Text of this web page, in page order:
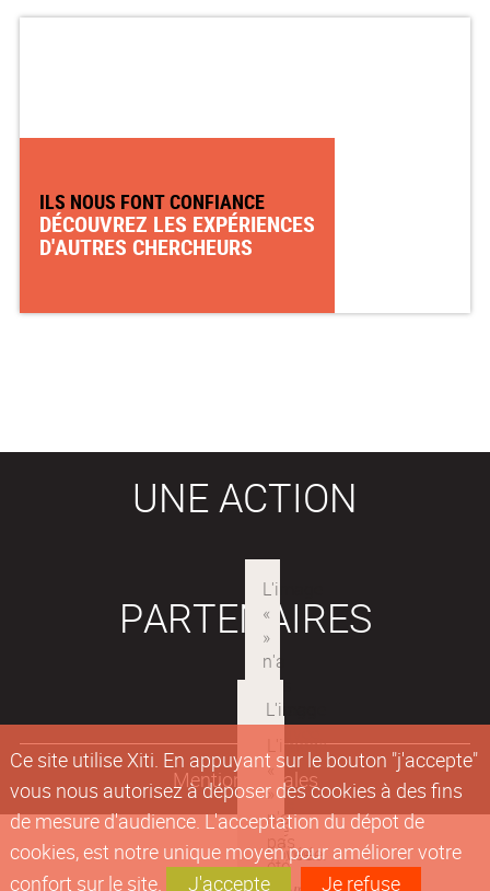
Ce site utilise Xiti. En appuyant sur le bouton "j'accepte"
vous nous autorisez à déposer des cookies à des fins
de mesure d'audience. L'acceptation du dépot de
cookies, est notre unique moyen pour améliorer votre
confort sur le site.
J'accepte Je refuse
ILS NOUS FONT CONFIANCE
DÉCOUVREZ LES EXPÉRIENCES
D'AUTRES CHERCHEURS
UNE ACTION
PARTENAIRES
Mentions légales